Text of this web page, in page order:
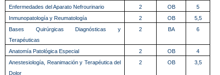
Enfermedades del Aparato Nefrourinario 2 OB
5
Inmunopatología y Reumatología
2 OB
5,5
Bases Quirúrgicas Diagnósticas y
Terapéuticas
2 BA 6
Anatomía Patológica Especial 2 OB
4
Anestesiología, Reanimación y Terapéutica del
Dolor
2 OB 3,5